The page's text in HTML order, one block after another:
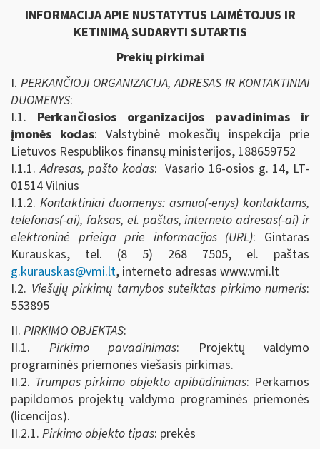
INFORMACIJA APIE NUSTATYTUS LAIMĖTOJUS IR
KETINIMĄ SUDARYTI SUTARTIS
Prekių pirkimai
I. PERKANČIOJI ORGANIZACIJA, ADRESAS IR KONTAKTINIAI
DUOMENYS:
I.1. Perkančiosios organizacijos pavadinimas ir
įmonės kodas: Valstybinė mokesčių inspekcija prie
Lietuvos Respublikos finansų ministerijos, 188659752
I.1.1.Adresas, pašto kodas: Vasario 16-osios g. 14, LT-
01514 Vilnius
I.1.2. Kontaktiniai duomenys: asmuo(-enys) kontaktams,
telefonas(-ai), faksas, el. paštas, interneto adresas(-ai) ir
elektroninė prieiga prie informacijos (URL): Gintaras
Kurauskas, tel. (8 5) 268 7505, el. paštas
g.kurauskas@vmi.lt, interneto adresas www.vmi.lt
I.2. Viešųjų pirkimų tarnybos suteiktas pirkimo numeris:
553895
II. PIRKIMO OBJEKTAS:
II.1. Pirkimo pavadinimas: Projektų valdymo
programinės priemonės viešasis pirkimas.
II.2. Trumpas pirkimo objekto apibūdinimas: Perkamos
papildomos projektų valdymo programinės priemonės
(licencijos).
II.2.1. Pirkimo objekto tipas: prekės